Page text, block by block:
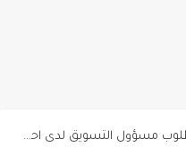
وظائف شاغرة مطلوب مسؤول التسويق لدى احدى الشركات في عمان